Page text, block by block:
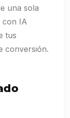
una sola
con IA
tus
conversión.